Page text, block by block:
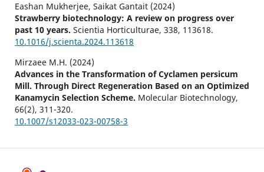
Eashan Mukherjee, Saikat Gantait (2024)
Strawberry biotechnology: A review on progress over
past 10 years. Scientia Horticulturae, 338, 113618.
10.1016/j.scienta.2024.113618
Mirzaee M.H. (2024)
Advances in the Transformation of Cyclamen persicum
Mill. Through Direct Regeneration Based on an Optimized
Kanamycin Selection Scheme. Molecular Biotechnology,
66(2), 311-320.
10.1007/s12033-023-00758-3